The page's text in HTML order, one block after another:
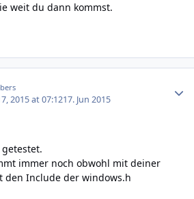
weit du dann kommst.
2015 at 07:1217. Jun 2015
immer noch obwohl mit deiner
den Include der windows.h